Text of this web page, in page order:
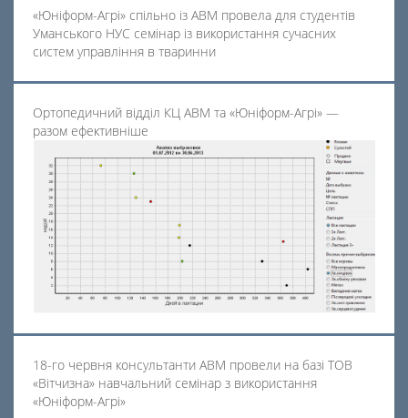
«Юніформ-Агрі» спільно із АВМ провела для студентів
Уманського НУС семінар із використання сучасних
систем управління в тваринни
Ортопедичний відділ КЦ АВМ та «Юніформ-Агрі» —
разом ефективніше
18-го червня консультанти АВМ провели на базі ТОВ
«Вітчизна» навчальний семінар з використання
«Юніформ-Агрі»